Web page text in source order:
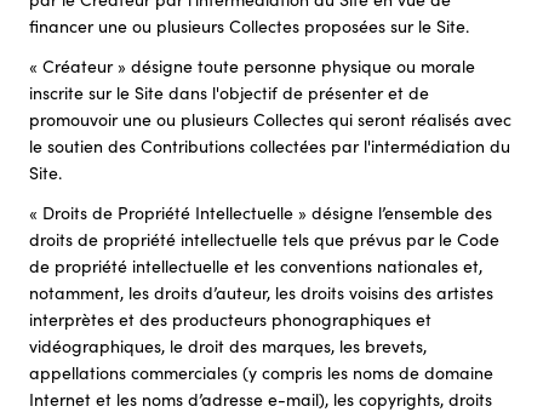
financer une ou plusieurs Collectes proposées sur le Site.
« Créateur » désigne toute personne physique ou morale
inscrite sur le Site dans l'objectif de présenter et de
promouvoir une ou plusieurs Collectes qui seront réalisés avec
le soutien des Contributions collectées par l'intermédiation du
Site.
« Droits de Propriété Intellectuelle » désigne l’ensemble des
droits de propriété intellectuelle tels que prévus par le Code
de propriété intellectuelle et les conventions nationales et,
notamment, les droits d’auteur, les droits voisins des artistes
interprètes et des producteurs phonographiques et
vidéographiques, le droit des marques, les brevets,
appellations commerciales (y compris les noms de domaine
Internet et les noms d’adresse e-mail), les copyrights, droits